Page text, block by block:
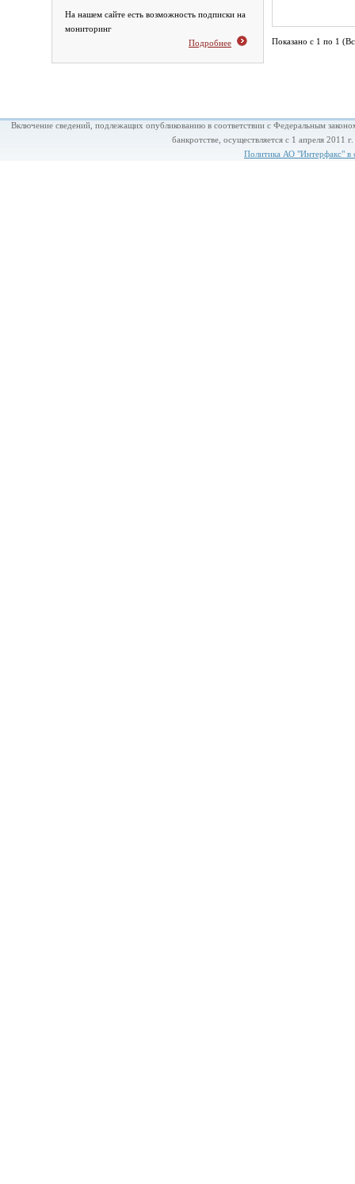
На нашем сайте есть возможность подписки на
мониторинг
Подробнее
Показано с 1 по 1
Включение сведений, подлежащих опубликованию в соответствии с Федеральным
банкротстве, осуществляется с 1 апреля
Политика АО "Интерфакс" в